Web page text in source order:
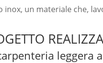
un materiale che,
leggera